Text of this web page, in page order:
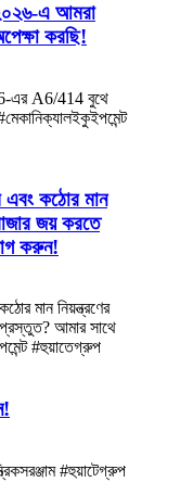
২০২৬-এ আমরা
করছি!
এর A6/414 বুথে
এবং কঠোর মান
জয় করতে
করুন!
মান নিয়ন্ত্রণের
আমার সাথে
#হুয়াতেগ্রুপ
#হুয়াটেগ্রুপ